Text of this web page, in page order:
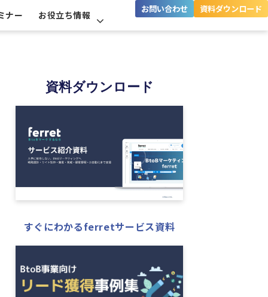
ナー お役立ち情報
お問い合わせ 資料ダウンロード
資料ダウンロード
すぐにわかるferretサービス資料